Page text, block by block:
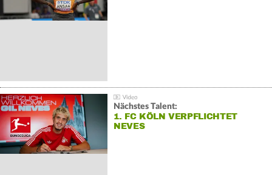
Nächstes Talent:
1. FC KÖLN VERPFLICHTET
NEVES